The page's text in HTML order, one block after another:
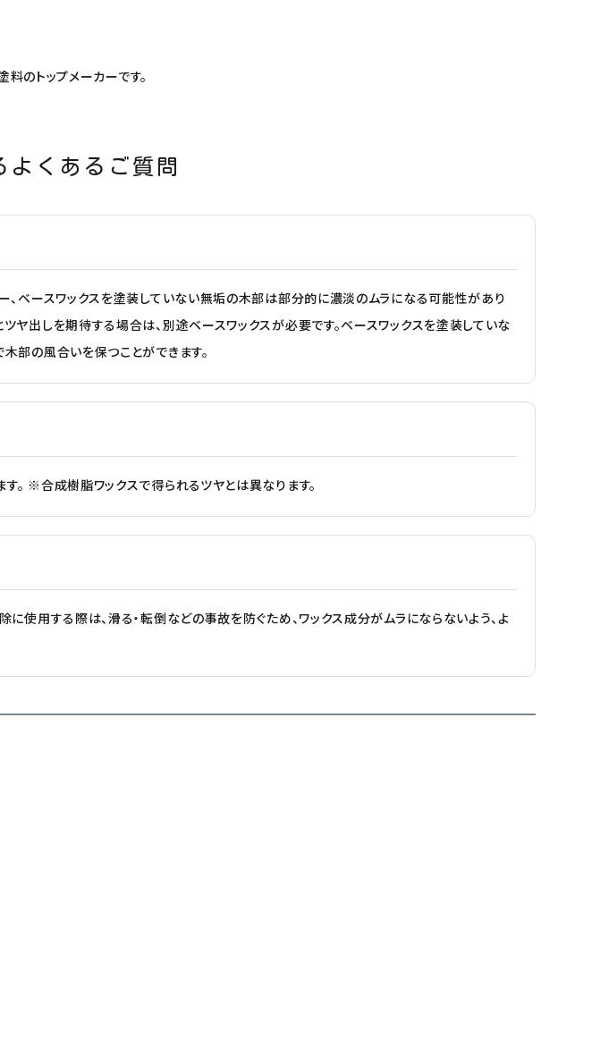
のトップメーカーです。
よくあるご質問
、ベースワックスを塗装していない無垢の木部は部分的に濃淡のムラになる可能性があり
出しを期待する場合は、別途ベースワックスが必要です。ベースワックスを塗装していな
部の風合いを保つことができます。
。 ※合成樹脂ワックスで得られるツヤとは異なります。
使用する際は、滑る・転倒などの事故を防ぐため、ワックス成分がムラにならないよう、よ